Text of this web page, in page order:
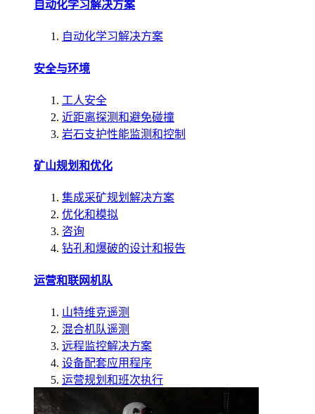
自动化学习解决方案
自动化学习解决方案
安全与环境
工人安全
近距离探测和避免碰撞
岩石支护性能监测和控制
矿山规划和优化
集成采矿规划解决方案
优化和模拟
咨询
钻孔和爆破的设计和报告
运营和联网机队
山特维克遥测
混合机队遥测
远程监控解决方案
设备配套应用程序
运营规划和班次执行